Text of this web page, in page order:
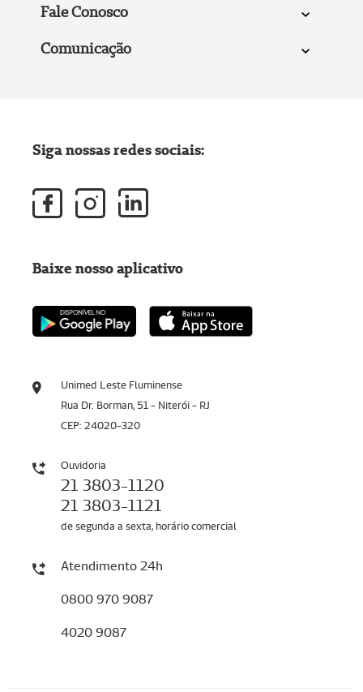
Fale Conosco
Comunicação
Unimed Leste Fluminense
Rua Dr. Borman, 51 - Niterói - RJ
CEP: 24020-320
Ouvidoria
21 3803-1120
21 3803-1121
de segunda a sexta, horário comercial
Atendimento 24h
0800 970 9087
4020 9087
Siga nossas redes sociais:
Baixe nosso aplicativo